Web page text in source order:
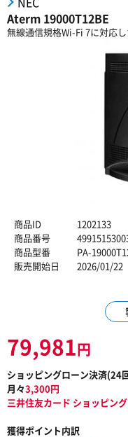
Aterm 19000T12BE
無線通信規格Wi-Fi 7に対応
商品ID
1202133
商品番号
商品型番
PA-
販売開始日
2026/01/22
79,981円
ショッピングローン決済(24
月々3,300円
三井住友カード ショッピン
獲得ポイント内訳